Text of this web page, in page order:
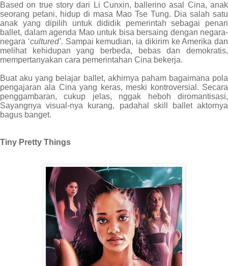
Based on true story dari Li Cunxin, ballerino asal Cina, anak
seorang petani, hidup di masa Mao Tse Tung. Dia salah satu
anak yang dipilih untuk dididik pemerintah sebagai penari
ballet, dalam agenda Mao untuk bisa bersaing dengan negara-
negara ‘cultured’. Sampai kemudian, ia dikirim ke Amerika dan
melihat kehidupan yang berbeda, bebas dan demokratis,
mempertanyakan cara pemerintahan Cina bekerja.
Buat aku yang belajar ballet, akhirnya paham bagaimana pola
pengajaran ala Cina yang keras, meski kontroversial. Secara
penggambaran, cukup jelas, nggak heboh diromantisasi,
Sayangnya visual-nya kurang, padahal skill ballet aktornya
bagus banget.
Tiny Pretty Things